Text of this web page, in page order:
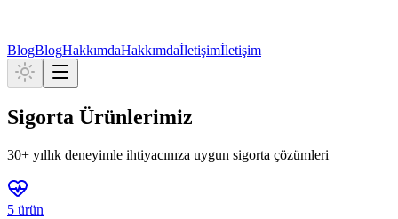
BlogBlogHakkımdaHakkımdaİletişimİletişim
Sigorta Ürünlerimiz
30+ yıllık deneyimle ihtiyacınıza uygun sigorta çözümleri
5 ürün